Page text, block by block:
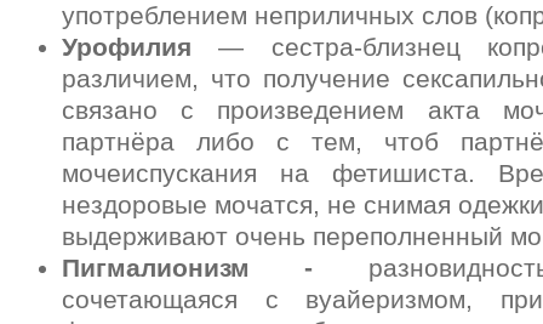
употреблением неприличных слов
Урофилия — сестра-близнец
различием, что получение
связано с произведением акта
партнёра либо с тем, чтоб
мочеиспускания на фетишиста.
нездоровые мочатся, не снимая
выдерживают очень переполненный
Пигмалионизм -
сочетающаяся с вуайеризмом,